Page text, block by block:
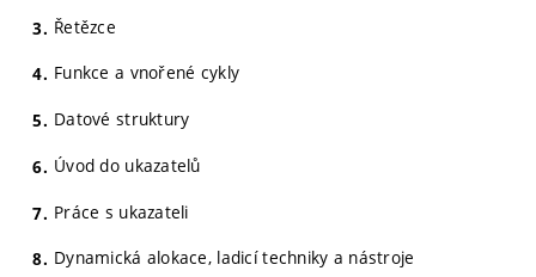
Řetězce
Funkce a vnořené cykly
Datové struktury
Úvod do ukazatelů
Práce s ukazateli
Dynamická alokace, ladicí techniky a nástroje